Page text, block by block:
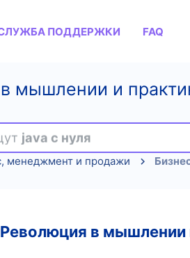
ПОДДЕРЖКИ FAQ
мышлении и
java с нуля
менеджмент и продажи
в мышлении